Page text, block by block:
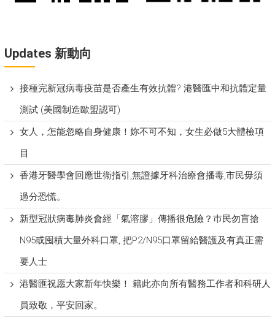
Updates 新動向
接種完新冠病毒疫苗是否產生有效抗體? 港醫匯中和抗體定量
測試 (美國制造歐盟認可)
女人，怎能忽略自身健康！妳不可不知，女生必做5大體檢項
目
香港牙醫學會回應世衞指引,無證據牙科治療會播毒,市民毋須
過分恐慌。
新型冠狀病毒肺炎會經「氣溶膠」傳播很危險？巿民勿盲搶
N95或囤積大量外科口罩, 把P​2/N95口罩留給醫護及有真正需
要人士
港醫匯祝愿大家新年快樂！ 籍此亦向所有醫務工作者和科研人
員致敬，平安回家。